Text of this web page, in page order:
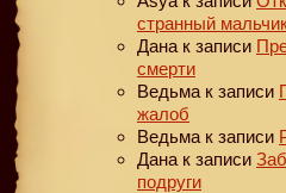
странный
Дана к записи
смерти
Ведьма к записи
жалоб
Ведьма к записи
Дана к записи
подруги